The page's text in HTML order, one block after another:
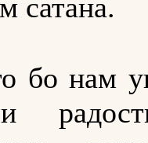
сатана.
бо нам